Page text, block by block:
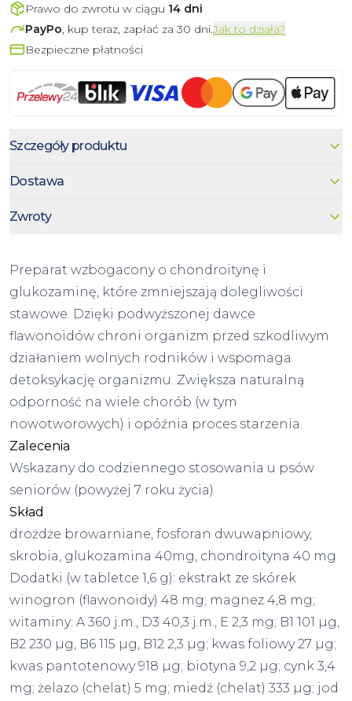
Prawo do zwrotu w ciągu 14 dni
PayPo, kup teraz, zapłać za 30 dni.Jak to działa?
Bezpieczne płatności
Szczegóły produktu
Dostawa
Zwroty
Preparat wzbogacony o chondroitynę i
glukozaminę, które zmniejszają dolegliwości
stawowe. Dzięki podwyższonej dawce
flawonoidów chroni organizm przed szkodliwym
działaniem wolnych rodników i wspomaga
detoksykację organizmu. Zwiększa naturalną
odporność na wiele chorób (w tym
nowotworowych) i opóźnia proces starzenia.
Zalecenia
Wskazany do codziennego stosowania u psów
seniorów (powyżej 7 roku życia)
Skład
drożdże browarniane, fosforan dwuwapniowy,
skrobia, glukozamina 40mg, chondroityna 40 mg
Dodatki (w tabletce 1,6 g): ekstrakt ze skórek
winogron (flawonoidy) 48 mg; magnez 4,8 mg;
witaminy: A 360 j.m., D3 40,3 j.m., E 2,3 mg; B1 101 µg,
B2 230 µg, B6 115 µg, B12 2,3 µg; kwas foliowy 27 µg;
kwas pantotenowy 918 µg; biotyna 9,2 µg; cynk 3,4
mg; żelazo (chelat) 5 mg; miedź (chelat) 333 µg; jod